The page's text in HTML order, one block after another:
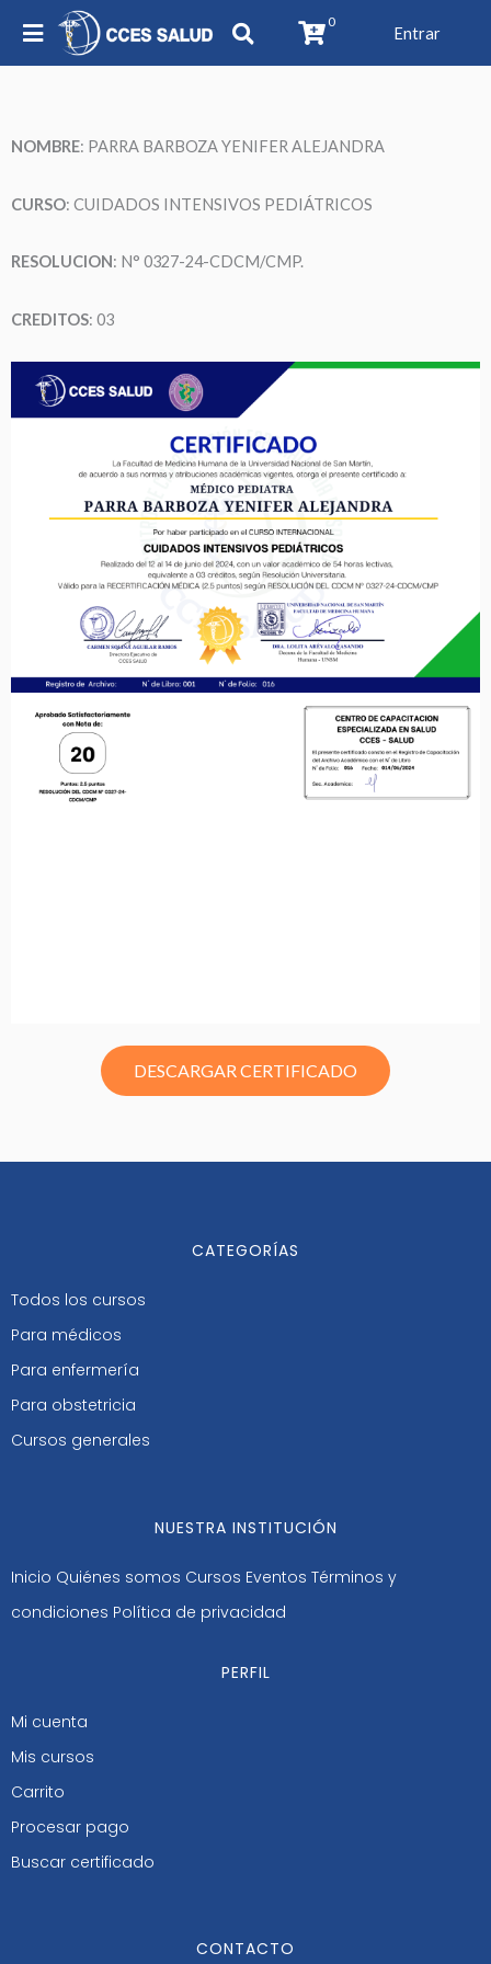
0
Entrar
NOMBRE: PARRA BARBOZA YENIFER ALEJANDRA
CURSO: CUIDADOS INTENSIVOS PEDIÁTRICOS
RESOLUCION: N° 0327-24-CDCM/CMP.
CREDITOS: 03
DESCARGAR CERTIFICADO
CATEGORÍAS
Todos los cursos
Para médicos
Para enfermería
Para obstetricia
Cursos generales
NUESTRA INSTITUCIÓN
Inicio Quiénes somos Cursos Eventos Términos y
condiciones Política de privacidad
PERFIL
Mi cuenta
Mis cursos
Carrito
Procesar pago
Buscar certificado
CONTACTO